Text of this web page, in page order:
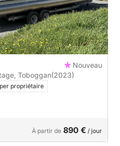
Nouveau
Toboggan(2023)
propriétaire
À partir de 890 € / jour